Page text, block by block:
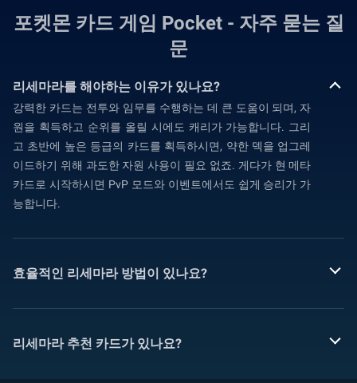
포켓몬 카드 게임 Pocket - 자주 묻는 질
문
리세마라를 해야하는 이유가 있나요?
강력한 카드는 전투와 임무를 수행하는 데 큰 도움이 되며, 자
원을 획득하고 순위를 올릴 시에도 캐리가 가능합니다. 그리
고 초반에 높은 등급의 카드를 획득하시면, 약한 덱을 업그레
이드하기 위해 과도한 자원 사용이 필요 없죠. 게다가 현 메타
카드로 시작하시면 PvP 모드와 이벤트에서도 쉽게 승리가 가
능합니다.
효율적인 리세마라 방법이 있나요?
리세마라 추천 카드가 있나요?